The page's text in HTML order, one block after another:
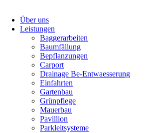
Über uns
Leistungen
Baggerarbeiten
Baumfällung
Bepflanzungen
Carport
Drainage Be-Entwaesserung
Einfahrten
Gartenbau
Grünpflege
Mauerbau
Pavillion
Parkleitsysteme